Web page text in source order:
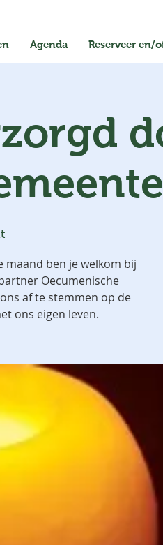
Agenda Reserveer en/
maand ben je welkom bij
Oecumenische
af te stemmen op de
ons eigen leven.